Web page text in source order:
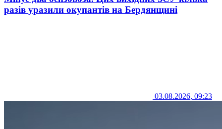
разів уразили окупантів на Бердянщині
03.08.2026, 09:23